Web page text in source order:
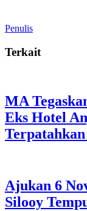
Penulis
Terkait
MA
Eks Hotel
Ajukan 6
Silooy